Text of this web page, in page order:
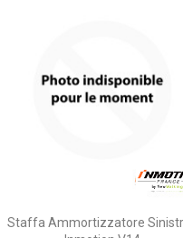
Anteprima
Staffa Ammortizzatore